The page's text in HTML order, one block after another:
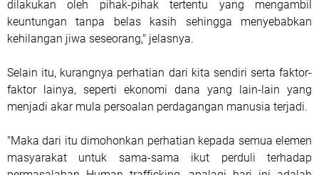
dilakukan oleh pihak-pihak tertentu yang mengambil
keuntungan tanpa belas kasih sehingga menyebabkan
kehilangan jiwa seseorang," jelasnya.
Selain itu, kurangnya perhatian dari kita sendiri serta faktor-
faktor lainya, seperti ekonomi dana yang lain-lain yang
menjadi akar mula persoalan perdagangan manusia terjadi.
"Maka dari itu dimohonkan perhatian kepada semua elemen
masyarakat untuk sama-sama ikut perduli terhadap